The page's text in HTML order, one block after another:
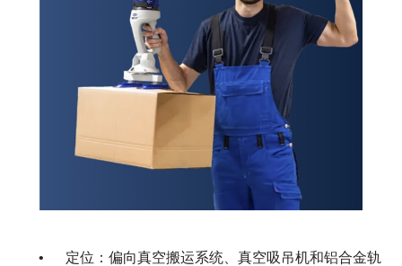
• 定位：偏向真空搬运系统、真空吸吊机和铝合金轨